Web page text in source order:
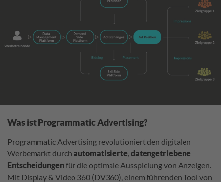
Was ist Programmatic Advertising?
Programmatic Advertising revolutioniert den digitalen
Werbemarkt durch automatisierte datengetriebene
Entscheidungenfür die optimale Ausspielung von Anzeigen.
Mit Display & Video 360 (DV360), einem führenden Tool von